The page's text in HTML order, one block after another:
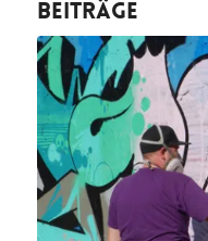
Beiträge